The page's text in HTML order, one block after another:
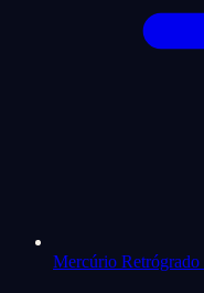
Mercúrio Retrógrado